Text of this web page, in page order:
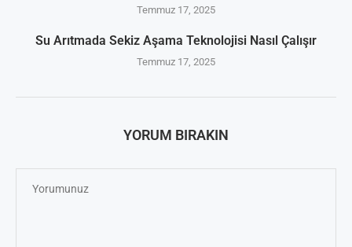
Temmuz 17, 2025
Su Arıtmada Sekiz Aşama Teknolojisi Nasıl Çalışır
Temmuz 17, 2025
YORUM BIRAKIN